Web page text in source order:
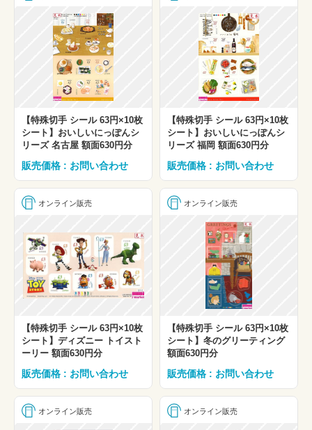
【特殊切手 シール 63円×10枚
シート】おいしいにっぽんシ
リーズ 名古屋 額面630円分
販売価格 : お問い合わせ
【特殊切手 シール 63円×10枚
シート】おいしいにっぽんシ
リーズ 福岡 額面630円分
販売価格 : お問い合わせ
オンライン販売
【特殊切手 シール 63円×10枚
シート】ディズニー トイスト
ーリー 額面630円分
販売価格 : お問い合わせ
オンライン販売
【特殊切手 シール 63円×10枚
シート】冬のグリーティング
額面630円分
販売価格 : お問い合わせ
オンライン販売 オンライン販売